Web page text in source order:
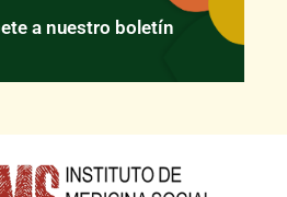
a nuestro boletín